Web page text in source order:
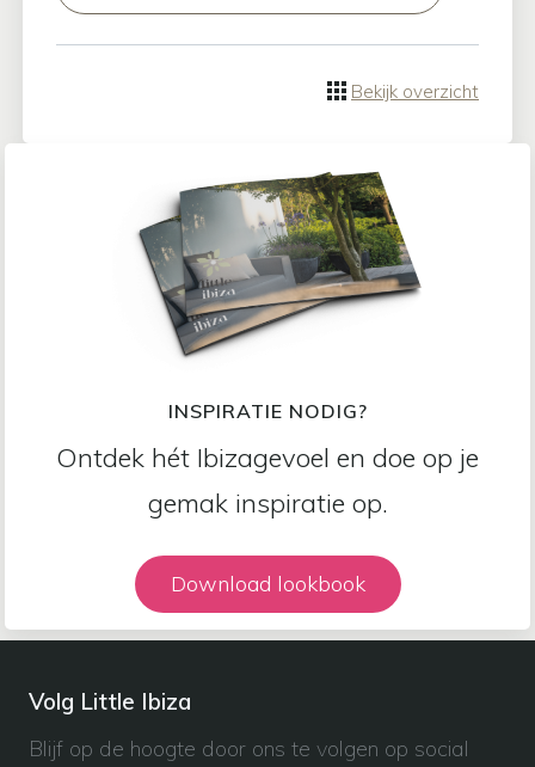
Bekijk overzicht
INSPIRATIE NODIG?
Ontdek hét Ibizagevoel en doe op je
gemak inspiratie op.
Download lookbook
Volg Little Ibiza
Blijf op de hoogte door ons te volgen op social